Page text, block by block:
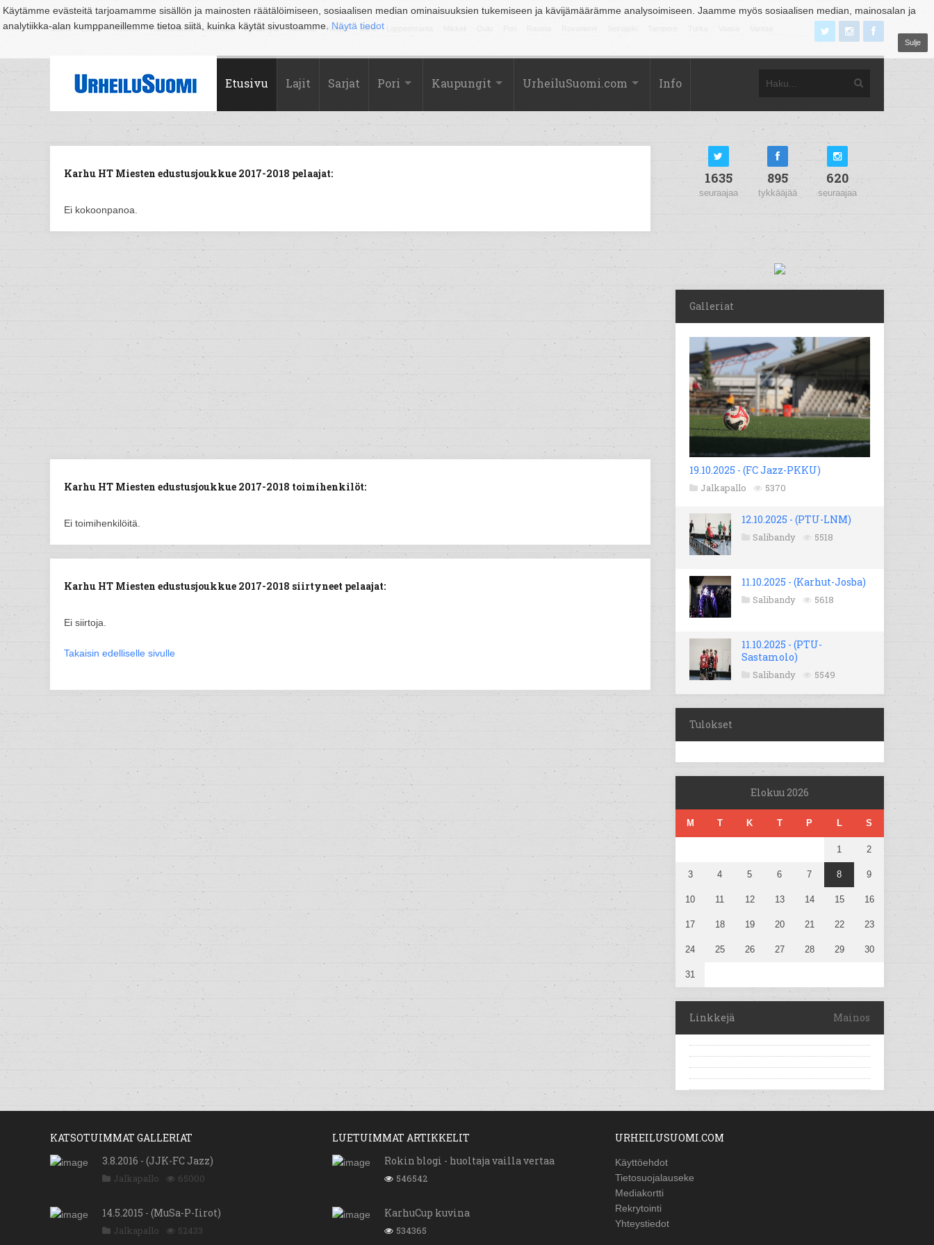
Käytämme evästeitä tarjoamamme sisällön ja mainosten räätälöimiseen, sosiaalisen median ominaisuuksien tukemiseen ja kävijämäärämme analysoimiseen. Jaamme myös sosiaalisen median, mainosalan ja
analytiikka-alan kumppaneillemme tietoa siitä, kuinka käytät sivustoamme. Näytä tiedot
Sulje
Suomi Espoo Helsinki Hämeenlinna Joensuu Jyväskylä Kouvola Kuopio Lahti
Etusivu Lajit Sarjat Pori Kaupungit UrheiluSuomi.com Info
Karhu HT Miesten edustusjoukkue 2017-2018 pelaajat:
Ei kokoonpanoa.
Karhu HT Miesten edustusjoukkue 2017-2018 toimihenkilöt:
Ei toimihenkilöitä.
Karhu HT Miesten edustusjoukkue 2017-2018 siirtyneet pelaajat:
Ei siirtoja.
Takaisin edelliselle sivulle
1635
seuraajaa
895
tykkääjää
620
seuraajaa
Galleriat
19.10.2025 - (FC Jazz-PKKU)
Jalkapallo 5370
12.10.2025 - (PTU-LNM)
Salibandy 5518
11.10.2025 - (Karhut-Josba)
Salibandy 5618
11.10.2025 - (PTU-
Sastamolo)
Salibandy 5549
Tulokset
Elokuu 2026
M T K T P L S
1 2
3 4 5 6 7 8 9
10 11 12 13 14 15 16
17 18 19 20 21 22 23
24 25 26 27 28 29 30
31
Linkkejä Mainos
KATSOTUIMMAT GALLERIAT
3.8.2016 - (JJK-FC Jazz)
Jalkapallo 65000
14.5.2015 - (MuSa-P-Iirot)
Jalkapallo 52433
LUETUIMMAT ARTIKKELIT
Rokin blogi - huoltaja vailla vertaa
546542
KarhuCup kuvina
534365
URHEILUSUOMI.COM
Käyttöehdot
Tietosuojalauseke
Mediakortti
Rekrytointi
Yhteystiedot